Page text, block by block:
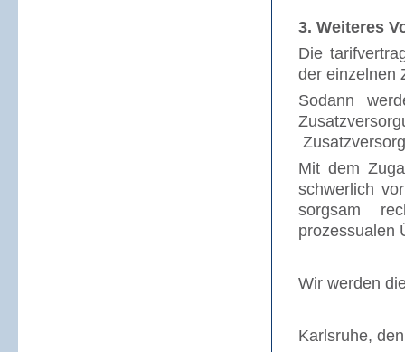
3. Weiteres
Die
der einzelnen
Sodann
Mit dem
schwerlich
sorgsam
prozessualen
Wir werden
Karlsruhe,